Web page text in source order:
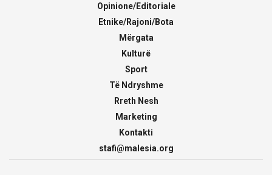
Opinione/Editoriale
Etnike/Rajoni/Bota
Mërgata
Kulturë
Sport
Të Ndryshme
Rreth Nesh
Marketing
Kontakti
stafi@malesia.org